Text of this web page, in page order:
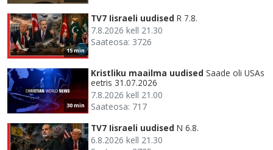
15 min
TV7 Iisraeli uudised R 7.8.
7.8.2026 kell 21.30
Saateosa: 3726
30 min
Kristliku maailma uudised Saade oli USAs
eetris 31.07.2026
7.8.2026 kell 21.00
Saateosa: 717
TV7 Iisraeli uudised N 6.8.
6.8.2026 kell 21.30